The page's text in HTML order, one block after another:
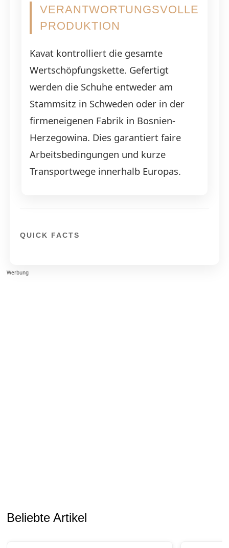
VERANTWORTUNGSVOLLE
PRODUKTION
Kavat kontrolliert die gesamte
Wertschöpfungskette. Gefertigt
werden die Schuhe entweder am
Stammsitz in Schweden oder in der
firmeneigenen Fabrik in Bosnien-
Herzegowina. Dies garantiert faire
Arbeitsbedingungen und kurze
Transportwege innerhalb Europas.
QUICK FACTS
Werbung
Beliebte Artikel